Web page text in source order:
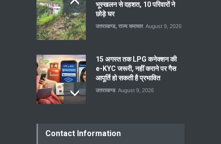
भूस्खलन से दहशत, 10 परिवारों ने
छोड़े घर
उत्तराखण्ड, राज्य समाचार August 9, 2026
15 अगस्त तक LPG कनेक्शन की
e-KYC जरूरी, नहीं कराने पर गैस
आपूर्ति हो सकती है प्रभावित
उत्तराखण्ड August 9, 2026
Contact Information